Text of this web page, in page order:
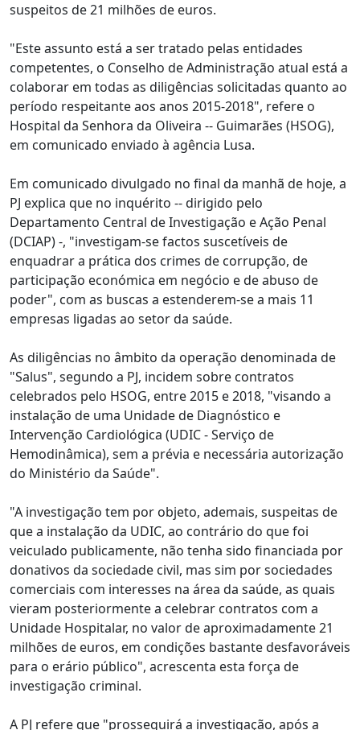
suspeitos de 21 milhões de euros.
"Este assunto está a ser tratado pelas entidades
competentes, o Conselho de Administração atual está a
colaborar em todas as diligências solicitadas quanto ao
período respeitante aos anos 2015-2018", refere o
Hospital da Senhora da Oliveira -- Guimarães (HSOG),
em comunicado enviado à agência Lusa.
Em comunicado divulgado no final da manhã de hoje, a
PJ explica que no inquérito -- dirigido pelo
Departamento Central de Investigação e Ação Penal
(DCIAP) -, "investigam-se factos suscetíveis de
enquadrar a prática dos crimes de corrupção, de
participação económica em negócio e de abuso de
poder", com as buscas a estenderem-se a mais 11
empresas ligadas ao setor da saúde.
As diligências no âmbito da operação denominada de
"Salus", segundo a PJ, incidem sobre contratos
celebrados pelo HSOG, entre 2015 e 2018, "visando a
instalação de uma Unidade de Diagnóstico e
Intervenção Cardiológica (UDIC - Serviço de
Hemodinâmica), sem a prévia e necessária autorização
do Ministério da Saúde".
"A investigação tem por objeto, ademais, suspeitas de
que a instalação da UDIC, ao contrário do que foi
veiculado publicamente, não tenha sido financiada por
donativos da sociedade civil, mas sim por sociedades
comerciais com interesses na área da saúde, as quais
vieram posteriormente a celebrar contratos com a
Unidade Hospitalar, no valor de aproximadamente 21
milhões de euros, em condições bastante desfavoráveis
para o erário público", acrescenta esta força de
investigação criminal.
A PJ refere que "prosseguirá a investigação, após a